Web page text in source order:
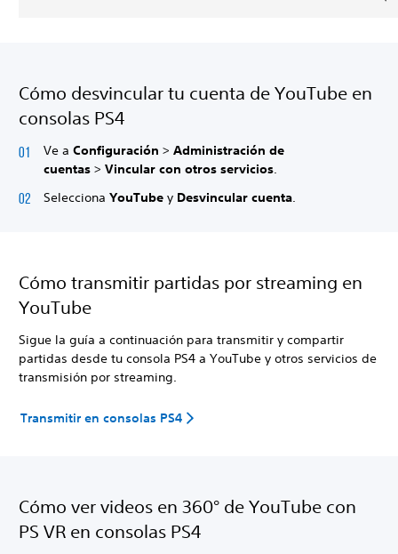
Cómo desvincular tu cuenta de YouTube en
consolas PS4
Ve a Configuración > Administración de
cuentas > Vincular con otros servicios.
Selecciona YouTube y Desvincular cuenta
Cómo transmitir partidas por streaming en
YouTube
Sigue la guía a continuación para transmitir y compartir
partidas desde tu consola PS4 a YouTube y otros servicios de
transmisión por streaming.
Transmitir en consolas PS4
Cómo ver videos en 360° de YouTube con
PS VR en consolas PS4